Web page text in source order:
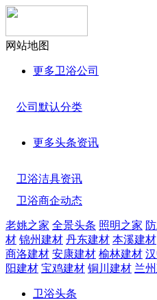
网站地图
更多卫浴公司
公司默认分类
更多头条资讯
卫浴洁具资讯
卫浴商企动态
老姚之家 全景头条 照明之家
材 锦州建材 丹东建材 本溪建材
商洛建材 安康建材 榆林建材
阳建材 宝鸡建材 铜川建材 兰
卫浴头条